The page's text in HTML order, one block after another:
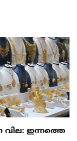
വില: ഇന്നത്തെ